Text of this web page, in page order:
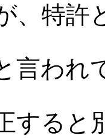
、特許
言われ
すると